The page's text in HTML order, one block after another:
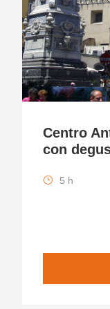
Centro
con
5 h